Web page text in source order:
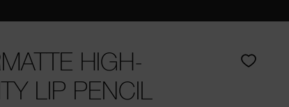
HIGH-
LIP PENCIL